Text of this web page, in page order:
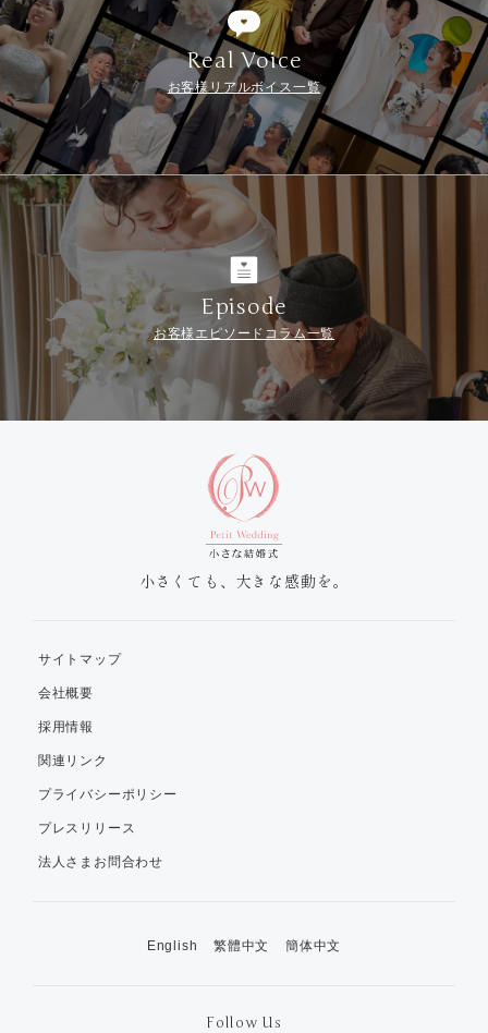
Real Voice
お客様リアルボイス一覧
Episode
お客様エピソードコラム一覧
小さくても、大きな感動を。
サイトマップ
会社概要
採用情報
関連リンク
プライバシーポリシー
プレスリリース
法人さまお問合わせ
English 繁體中文 簡体中文
Follow Us